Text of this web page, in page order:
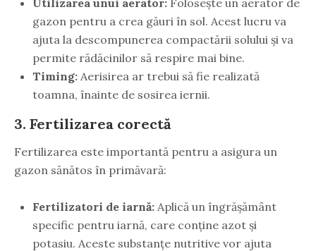
gazon pentru a crea găuri în sol. Acest lucru va
ajuta la descompunerea compactării solului și va
permite rădăcinilor să respire mai bine.
Timing: Aerisirea ar trebui să fie realizată
toamna, înainte de sosirea iernii.
3. Fertilizarea corectă
Fertilizarea este importantă pentru a asigura un
gazon sănătos în primăvară:
Fertilizatori de iarnă: Aplică un îngrășământ
specific pentru iarnă, care conține azot și
potasiu. Aceste substanțe nutritive vor ajuta